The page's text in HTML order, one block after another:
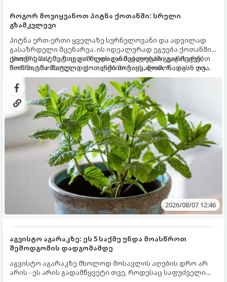
როგორ მოვიყვანოთ პიტნა ქოთანში: სრული
გზამკვლევი
პიტნა ერთ-ერთი ყველაზე სურნელოვანი და ადვილად
გასაზრდელი მცენარეა. ის იდეალურად ეგუება ქოთანში
ცხოვრებას, მეტიც, გამოცდილი მებაღეები გვირჩევენ,
რომ პიტნა მხოლოდ ქოთანში მოვიყვანოთ, რადგან ღია
გრუნტში (ბაღში) დარგვისას ის ფესვებით ძალიან
სწრაფად ვრცელდება და სხვა მცენარეებს ავიწროებს.
ქოთნის პიტნა მთელი წლის განმავლობაში გაგახარებთ
ნორჩი, არომატული ფოთლებით ჩაის, ლიმონათისა თუ
კერძებისთვის.
2026/08/07 12:46
აგვისტო აგარაკზე: ეს 5 საქმე უნდა მოასწროთ
შემოდგომის დადგომამდე
აგვისტო აგარაკზე მხოლოდ მოსავლის აღების დრო არ
არის - ეს არის გადამწყვეტი თვე, როდესაც საფუძველი